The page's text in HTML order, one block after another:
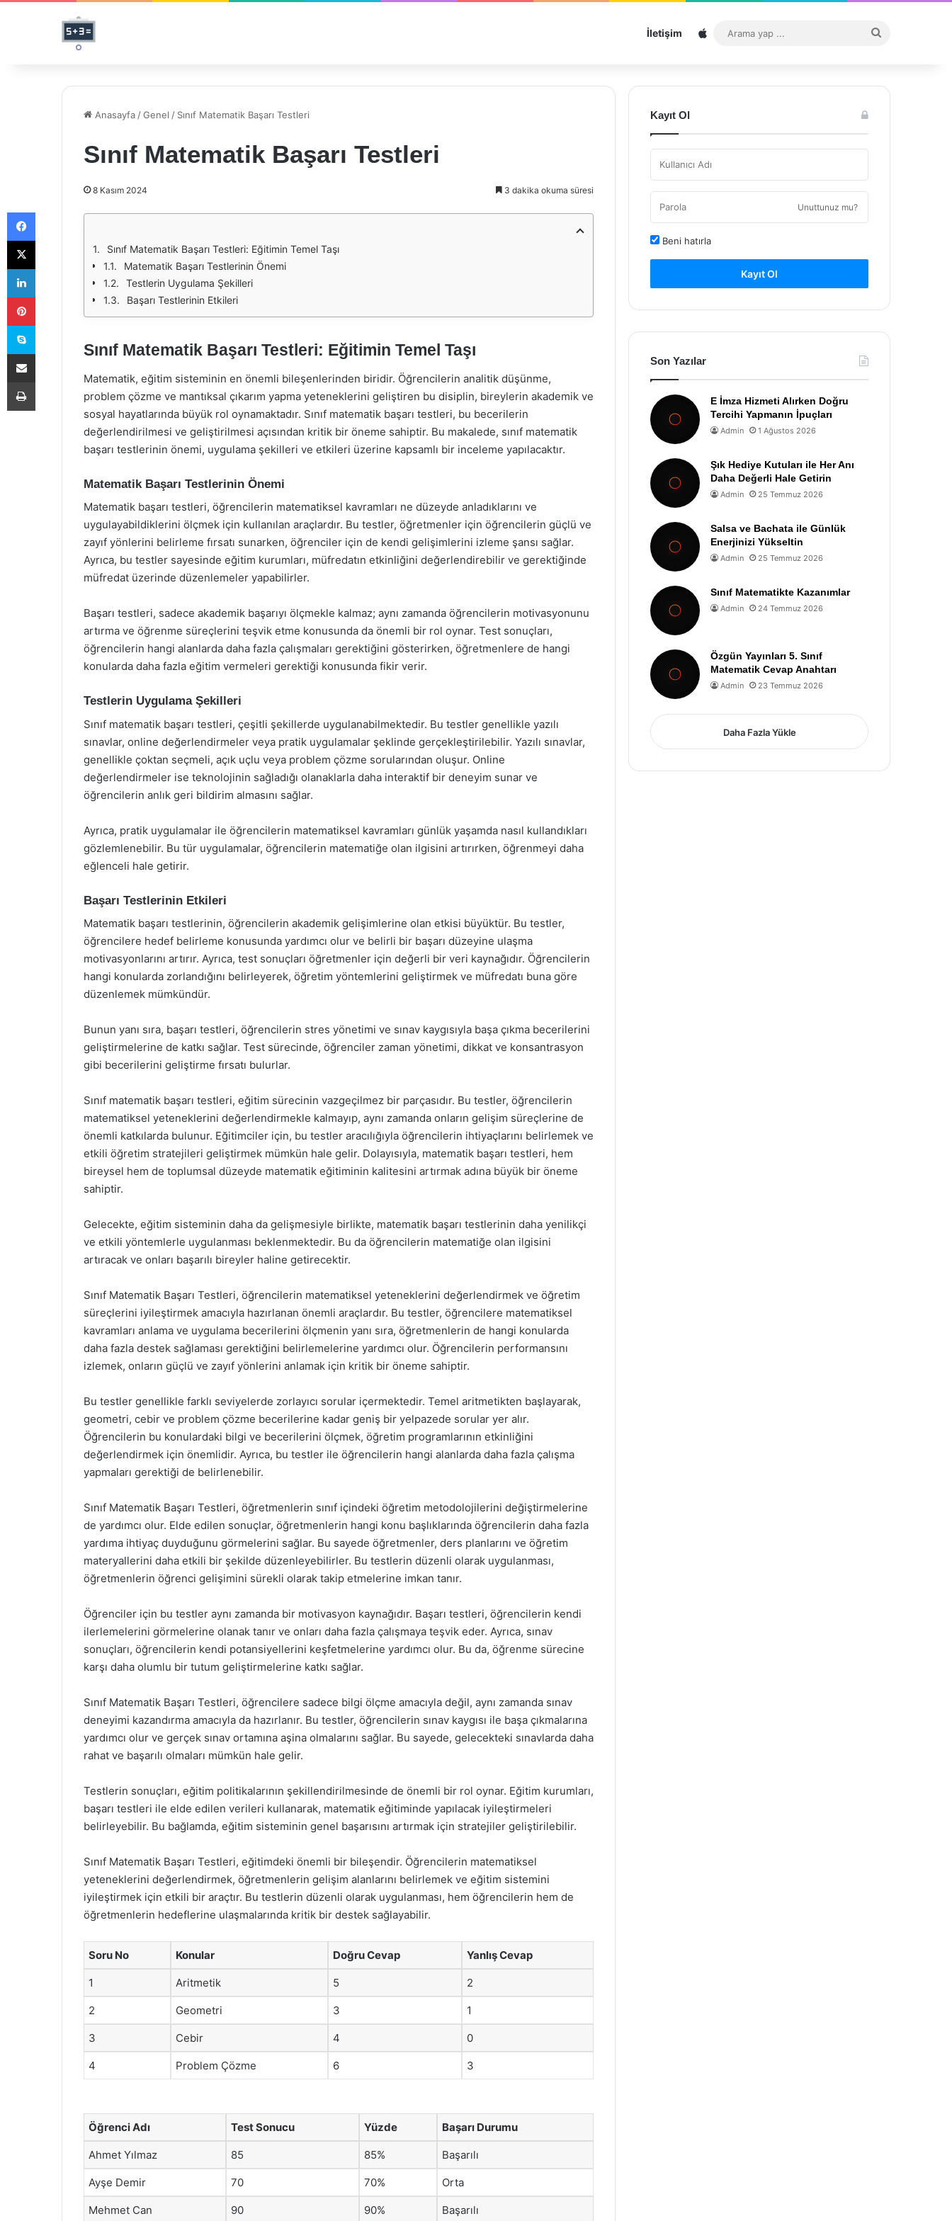
İletişim Sitemap
...
Anasayfa /Genel / Sınıf Matematik Başarı Testleri
Sınıf Matematik Başarı Testleri
8 Kasım 2024 3 dakika okuma süresi
Sınıf Matematik Başarı Testleri: Eğitimin Temel Taşı
Matematik Başarı Testlerinin Önemi
Testlerin Uygulama Şekilleri
Başarı Testlerinin Etkileri
Sınıf Matematik Başarı Testleri: Eğitimin Temel Taşı
Matematik, eğitim sisteminin en önemli bileşenlerinden biridir. Öğrencilerin analitik düşünme,
problem çözme ve mantıksal çıkarım yapma yeteneklerini geliştiren bu disiplin, bireylerin akademik ve
sosyal hayatlarında büyük rol oynamaktadır. Sınıf matematik başarı testleri, bu becerilerin
değerlendirilmesi ve geliştirilmesi açısından kritik bir öneme sahiptir. Bu makalede, sınıf matematik
başarı testlerinin önemi, uygulama şekilleri ve etkileri üzerine kapsamlı bir inceleme yapılacaktır.
Matematik Başarı Testlerinin Önemi
Matematik başarı testleri, öğrencilerin matematiksel kavramları ne düzeyde anladıklarını ve
uygulayabildiklerini ölçmek için kullanılan araçlardır. Bu testler, öğretmenler için öğrencilerin güçlü ve
zayıf yönlerini belirleme fırsatı sunarken, öğrenciler için de kendi gelişimlerini izleme şansı sağlar.
Ayrıca, bu testler sayesinde eğitim kurumları, müfredatın etkinliğini değerlendirebilir ve gerektiğinde
müfredat üzerinde düzenlemeler yapabilirler.
Başarı testleri, sadece akademik başarıyı ölçmekle kalmaz; aynı zamanda öğrencilerin motivasyonunu
artırma ve öğrenme süreçlerini teşvik etme konusunda da önemli bir rol oynar. Test sonuçları,
öğrencilerin hangi alanlarda daha fazla çalışmaları gerektiğini gösterirken, öğretmenlere de hangi
konularda daha fazla eğitim vermeleri gerektiği konusunda fikir verir.
Testlerin Uygulama Şekilleri
Sınıf matematik başarı testleri, çeşitli şekillerde uygulanabilmektedir. Bu testler genellikle yazılı
sınavlar, online değerlendirmeler veya pratik uygulamalar şeklinde gerçekleştirilebilir. Yazılı sınavlar,
genellikle çoktan seçmeli, açık uçlu veya problem çözme sorularından oluşur. Online
değerlendirmeler ise teknolojinin sağladığı olanaklarla daha interaktif bir deneyim sunar ve
öğrencilerin anlık geri bildirim almasını sağlar.
Ayrıca, pratik uygulamalar ile öğrencilerin matematiksel kavramları günlük yaşamda nasıl kullandıkları
gözlemlenebilir. Bu tür uygulamalar, öğrencilerin matematiğe olan ilgisini artırırken, öğrenmeyi daha
eğlenceli hale getirir.
Başarı Testlerinin Etkileri
Matematik başarı testlerinin, öğrencilerin akademik gelişimlerine olan etkisi büyüktür. Bu testler,
öğrencilere hedef belirleme konusunda yardımcı olur ve belirli bir başarı düzeyine ulaşma
motivasyonlarını artırır. Ayrıca, test sonuçları öğretmenler için değerli bir veri kaynağıdır. Öğrencilerin
hangi konularda zorlandığını belirleyerek, öğretim yöntemlerini geliştirmek ve müfredatı buna göre
düzenlemek mümkündür.
Bunun yanı sıra, başarı testleri, öğrencilerin stres yönetimi ve sınav kaygısıyla başa çıkma becerilerini
geliştirmelerine de katkı sağlar. Test sürecinde, öğrenciler zaman yönetimi, dikkat ve konsantrasyon
gibi becerilerini geliştirme fırsatı bulurlar.
Sınıf matematik başarı testleri, eğitim sürecinin vazgeçilmez bir parçasıdır. Bu testler, öğrencilerin
matematiksel yeteneklerini değerlendirmekle kalmayıp, aynı zamanda onların gelişim süreçlerine de
önemli katkılarda bulunur. Eğitimciler için, bu testler aracılığıyla öğrencilerin ihtiyaçlarını belirlemek ve
etkili öğretim stratejileri geliştirmek mümkün hale gelir. Dolayısıyla, matematik başarı testleri, hem
bireysel hem de toplumsal düzeyde matematik eğitiminin kalitesini artırmak adına büyük bir öneme
sahiptir.
Gelecekte, eğitim sisteminin daha da gelişmesiyle birlikte, matematik başarı testlerinin daha yenilikçi
ve etkili yöntemlerle uygulanması beklenmektedir. Bu da öğrencilerin matematiğe olan ilgisini
artıracak ve onları başarılı bireyler haline getirecektir.
Sınıf Matematik Başarı Testleri, öğrencilerin matematiksel yeteneklerini değerlendirmek ve öğretim
süreçlerini iyileştirmek amacıyla hazırlanan önemli araçlardır. Bu testler, öğrencilere matematiksel
kavramları anlama ve uygulama becerilerini ölçmenin yanı sıra, öğretmenlerin de hangi konularda
daha fazla destek sağlaması gerektiğini belirlemelerine yardımcı olur. Öğrencilerin performansını
izlemek, onların güçlü ve zayıf yönlerini anlamak için kritik bir öneme sahiptir.
Bu testler genellikle farklı seviyelerde zorlayıcı sorular içermektedir. Temel aritmetikten başlayarak,
geometri, cebir ve problem çözme becerilerine kadar geniş bir yelpazede sorular yer alır.
Öğrencilerin bu konulardaki bilgi ve becerilerini ölçmek, öğretim programlarının etkinliğini
değerlendirmek için önemlidir. Ayrıca, bu testler ile öğrencilerin hangi alanlarda daha fazla çalışma
yapmaları gerektiği de belirlenebilir.
Sınıf Matematik Başarı Testleri, öğretmenlerin sınıf içindeki öğretim metodolojilerini değiştirmelerine
de yardımcı olur. Elde edilen sonuçlar, öğretmenlerin hangi konu başlıklarında öğrencilerin daha fazla
yardıma ihtiyaç duyduğunu görmelerini sağlar. Bu sayede öğretmenler, ders planlarını ve öğretim
materyallerini daha etkili bir şekilde düzenleyebilirler. Bu testlerin düzenli olarak uygulanması,
öğretmenlerin öğrenci gelişimini sürekli olarak takip etmelerine imkan tanır.
Öğrenciler için bu testler aynı zamanda bir motivasyon kaynağıdır. Başarı testleri, öğrencilerin kendi
ilerlemelerini görmelerine olanak tanır ve onları daha fazla çalışmaya teşvik eder. Ayrıca, sınav
sonuçları, öğrencilerin kendi potansiyellerini keşfetmelerine yardımcı olur. Bu da, öğrenme sürecine
karşı daha olumlu bir tutum geliştirmelerine katkı sağlar.
Sınıf Matematik Başarı Testleri, öğrencilere sadece bilgi ölçme amacıyla değil, aynı zamanda sınav
deneyimi kazandırma amacıyla da hazırlanır. Bu testler, öğrencilerin sınav kaygısı ile başa çıkmalarına
yardımcı olur ve gerçek sınav ortamına aşina olmalarını sağlar. Bu sayede, gelecekteki sınavlarda daha
rahat ve başarılı olmaları mümkün hale gelir.
Testlerin sonuçları, eğitim politikalarının şekillendirilmesinde de önemli bir rol oynar. Eğitim kurumları,
başarı testleri ile elde edilen verileri kullanarak, matematik eğitiminde yapılacak iyileştirmeleri
belirleyebilir. Bu bağlamda, eğitim sisteminin genel başarısını artırmak için stratejiler geliştirilebilir.
Sınıf Matematik Başarı Testleri, eğitimdeki önemli bir bileşendir. Öğrencilerin matematiksel
yeteneklerini değerlendirmek, öğretmenlerin gelişim alanlarını belirlemek ve eğitim sistemini
iyileştirmek için etkili bir araçtır. Bu testlerin düzenli olarak uygulanması, hem öğrencilerin hem de
öğretmenlerin hedeflerine ulaşmalarında kritik bir destek sağlayabilir.
Soru No Konular Doğru Cevap Yanlış Cevap
1 Aritmetik 5 2
2 Geometri 3 1
3 Cebir 4 0
4 Problem Çözme 6 3
Öğrenci Adı Test Sonucu Yüzde Başarı Durumu
Ahmet Yılmaz 85 85% Başarılı
Ayşe Demir 70 70% Orta
Mehmet Can 90 90% Başarılı
Kayıt Ol
Unuttunuz mu?
Beni hatırla
Kayıt Ol
Son Yazılar
E İmza Hizmeti Alırken Doğru
Tercihi Yapmanın İpuçları
Admin 1 Ağustos 2026
Şık Hediye Kutuları ile Her Anı
Daha Değerli Hale Getirin
Admin 25 Temmuz 2026
Salsa ve Bachata ile Günlük
Enerjinizi Yükseltin
Admin 25 Temmuz 2026
Sınıf Matematikte Kazanımlar
Admin 24 Temmuz 2026
Özgün Yayınları 5. Sınıf
Matematik Cevap Anahtarı
Admin 23 Temmuz 2026
Daha Fazla Yükle
Facebook
X
LinkedIn
Pinterest
Skype
E-Posta ile paylaş